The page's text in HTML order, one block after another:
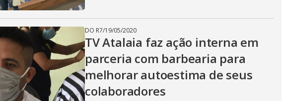
DO R7/19/05/2020
TV Atalaia faz ação interna em
parceria com barbearia para
melhorar autoestima de seus
colaboradores